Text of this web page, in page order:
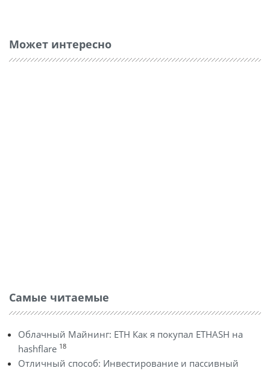
Может интересно
Самые читаемые
Облачный Майнинг: ETH Как я покупал ETHASH на
hashflare 18
Отличный способ: Инвестирование и пассивный